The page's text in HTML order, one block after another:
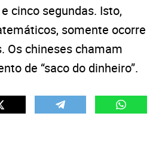
cinco segundas. Isto,
somente ocorre
Os chineses chamam
de “saco do dinheiro”.